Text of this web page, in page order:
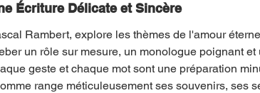
Écriture Délicate et Sincère
Rambert, explore les thèmes de l'amour
un rôle sur mesure, un monologue poignant
geste et chaque mot sont une préparation
range méticuleusement ses souvenirs, ses